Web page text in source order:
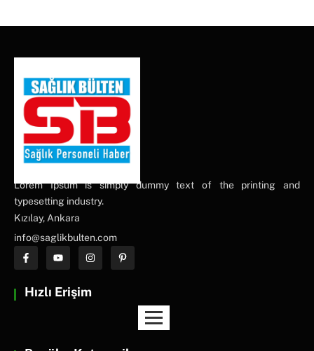
Lorem Ipsum is simply dummy text of the printing and
typesetting industry.
Kızılay, Ankara
info@saglikbulten.com
Hızlı Erişim